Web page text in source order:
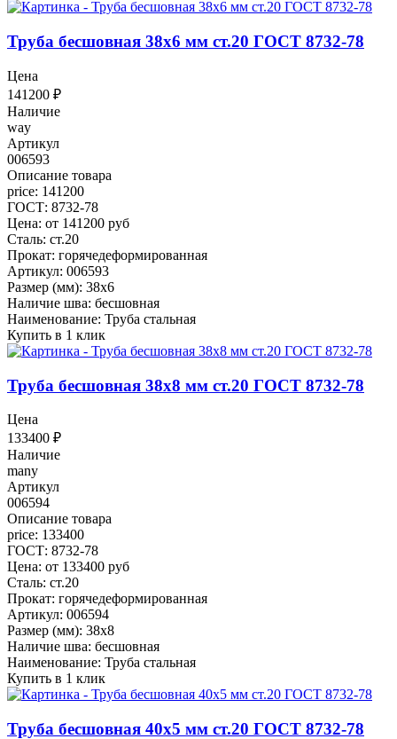
Труба бесшовная 38x6 мм ст.20 ГОСТ 8732-78
Цена
141200 ₽
Наличие
way
Артикул
006593
Описание товара
price: 141200
ГОСТ: 8732-78
Цена: от 141200 руб
Сталь: ст.20
Прокат: горячедеформированная
Артикул: 006593
Размер (мм): 38x6
Наличие шва: бесшовная
Наименование: Труба стальная
Купить в 1 клик
Труба бесшовная 38x8 мм ст.20 ГОСТ 8732-78
Цена
133400 ₽
Наличие
many
Артикул
006594
Описание товара
price: 133400
ГОСТ: 8732-78
Цена: от 133400 руб
Сталь: ст.20
Прокат: горячедеформированная
Артикул: 006594
Размер (мм): 38x8
Наличие шва: бесшовная
Наименование: Труба стальная
Купить в 1 клик
Труба бесшовная 40x5 мм ст.20 ГОСТ 8732-78